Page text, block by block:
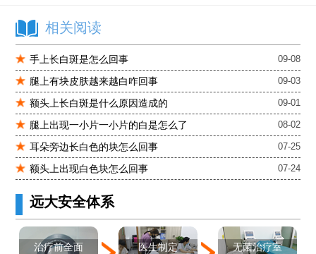
石家庄远大中医皮肤医院怎么样
石家庄专治白斑医院
治疗白癜风便宜的医院
各种白斑的图片
白癜风单药遇瓶颈怎么办 -芦可替尼联合光疗，让难治部位"跟上来"
进口芦可替尼临床公益招募50名——石家庄远大第5届青少年白癜风复色夏令营启动
肚子上有几块白色斑块怎么治
相关阅读
手上长白斑是怎么回事 09-08
腿上有块皮肤越来越白咋回事 09-03
额头上长白斑是什么原因造成的 09-01
腿上出现一小片一小片的白是怎么了 08-02
耳朵旁边长白色的块怎么回事 07-25
额头上出现白色块怎么回事 07-24
远大安全体系
治疗前全面
医生制定
无菌治疗室